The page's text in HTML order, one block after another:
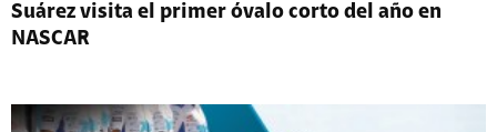
Suárez visita el primer óvalo corto del año en
NASCAR